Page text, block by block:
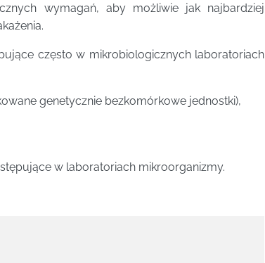
wymagań, aby możliwie jak najbardziej
często w mikrobiologicznych laboratoriach
genetycznie bezkomórkowe jednostki),
w laboratoriach mikroorganizmy.